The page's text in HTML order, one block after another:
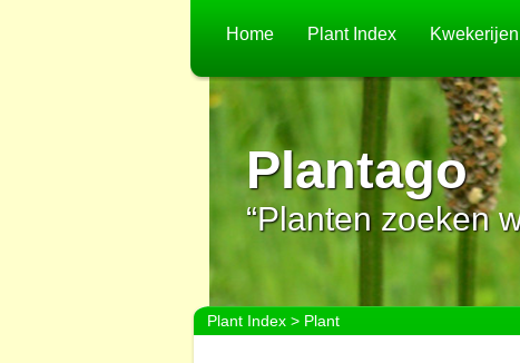
Home Plant Index Kwekerijen
Plantago
“Planten zoeken
Plant Index> Plant